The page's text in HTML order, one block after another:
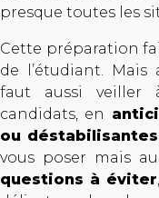
presque toutes les
Cette préparation
de l’étudiant. Mais
faut aussi veiller
candidats, en
ou
vous poser mais
questions à éviter